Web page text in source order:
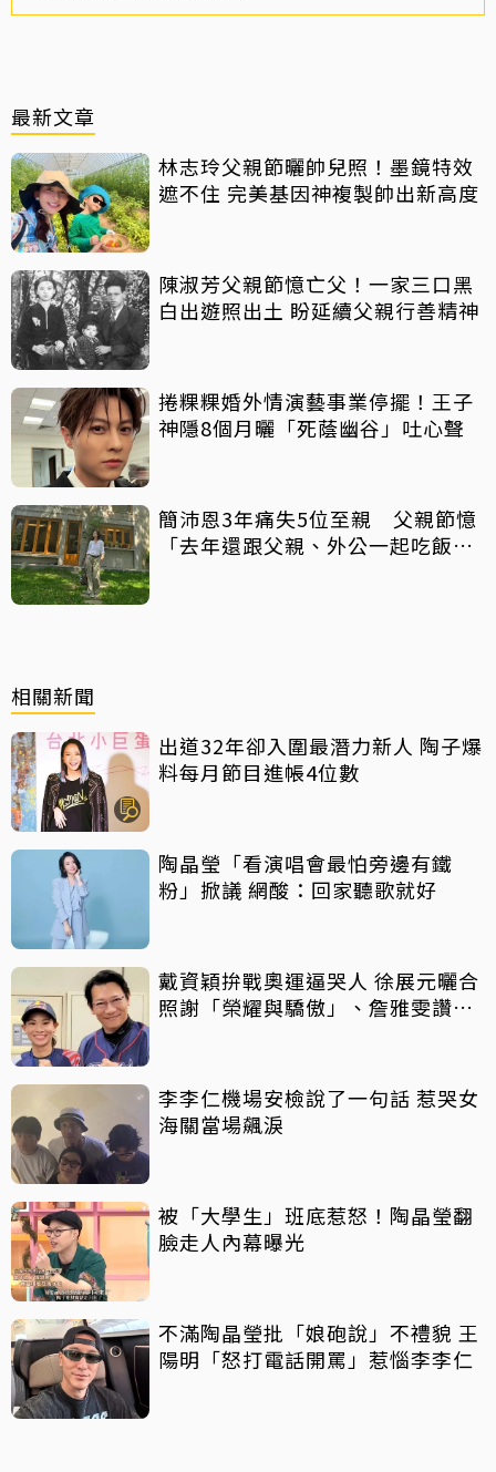
最新文章
林志玲父親節曬帥兒照！墨鏡特效
遮不住 完美基因神複製帥出新高度
陳淑芳父親節憶亡父！一家三口黑
白出遊照出土 盼延續父親行善精神
捲粿粿婚外情演藝事業停擺！王子
神隱8個月曬「死蔭幽谷」吐心聲
簡沛恩3年痛失5位至親 父親節憶
「去年還跟父親、外公一起吃飯聊
相關新聞
出道32年卻入圍最潛力新人 陶子爆
料每月節目進帳4位數
陶晶瑩「看演唱會最怕旁邊有鐵
粉」掀議 網酸：回家聽歌就好
戴資穎拚戰奧運逼哭人 徐展元曬合
照謝「榮耀與驕傲」、詹雅雯讚
李李仁機場安檢說了一句話 惹哭女
海關當場飆淚
被「大學生」班底惹怒！陶晶瑩翻
臉走人內幕曝光
不滿陶晶瑩批「娘砲說」不禮貌 王
陽明「怒打電話開罵」惹惱李李仁